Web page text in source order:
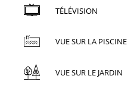
TÉLÉVISION
VUE SUR LA PISCINE
VUE SUR LE JARDIN